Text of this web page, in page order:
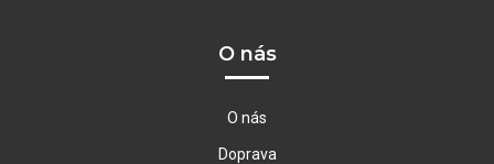
O nás
O nás
Doprava